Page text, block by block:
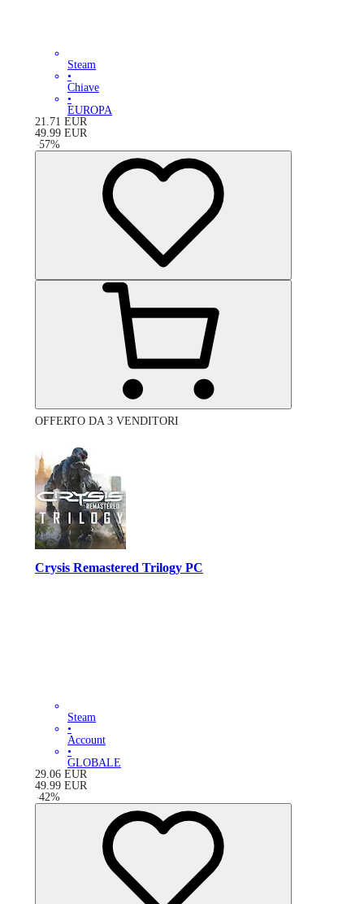
Steam
•
Chiave
•
EUROPA
21.71 EUR
49.99 EUR
-57%
OFFERTO DA 3 VENDITORI
Crysis Remastered Trilogy PC
Steam
•
Account
•
GLOBALE
29.06 EUR
49.99 EUR
-42%